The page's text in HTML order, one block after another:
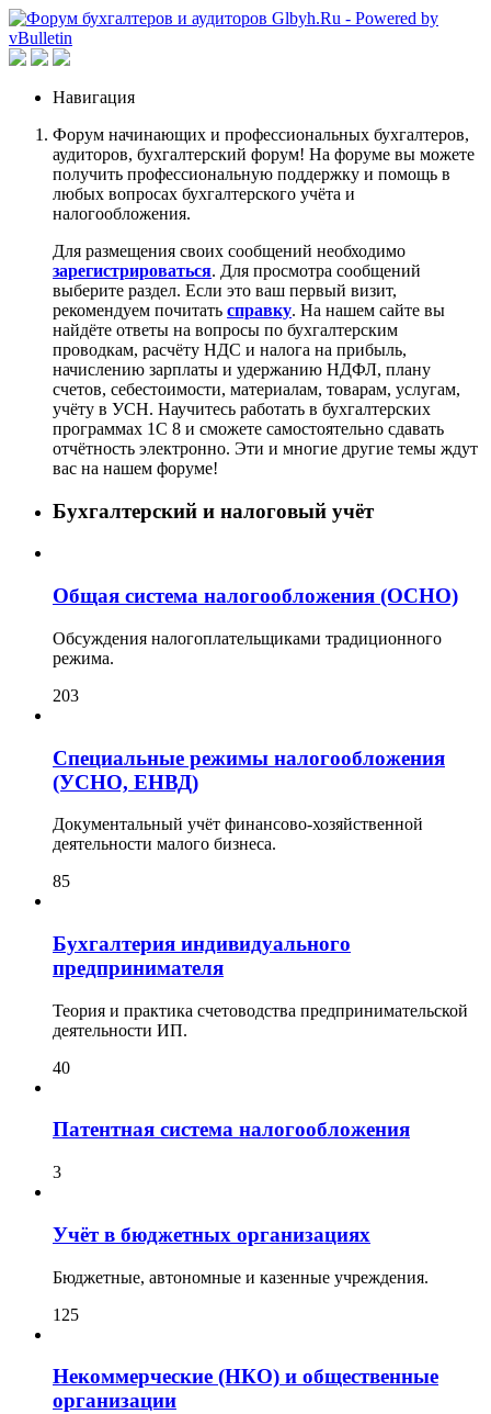
Навигация
Форум начинающих и профессиональных бухгалтеров,
аудиторов, бухгалтерский форум! На форуме вы можете
получить профессиональную поддержку и помощь в
любых вопросах бухгалтерского учёта и
налогообложения.
Для размещения своих сообщений необходимо
зарегистрироваться. Для просмотра сообщений
выберите раздел. Если это ваш первый визит,
рекомендуем почитать справку. На нашем сайте вы
найдёте ответы на вопросы по бухгалтерским
проводкам, расчёту НДС и налога на прибыль,
начислению зарплаты и удержанию НДФЛ, плану
счетов, себестоимости, материалам, товарам, услугам,
учёту в УСН. Научитесь работать в бухгалтерских
программах 1С 8 и сможете самостоятельно сдавать
отчётность электронно. Эти и многие другие темы ждут
вас на нашем форуме!
Бухгалтерский и налоговый учёт
Общая система налогообложения (ОСНО)
Обсуждения налогоплательщиками традиционного
режима.
203
Специальные режимы налогообложения
(УСНО, ЕНВД)
Документальный учёт финансово-хозяйственной
деятельности малого бизнеса.
85
Бухгалтерия индивидуального
предпринимателя
Теория и практика счетоводства предпринимательской
деятельности ИП.
40
Патентная система налогообложения
3
Учёт в бюджетных организациях
Бюджетные, автономные и казенные учреждения.
125
Некоммерческие (НКО) и общественные
организации